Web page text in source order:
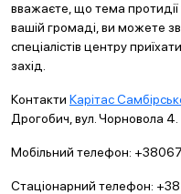
вважаєте, що тема протидії
вашій громаді, ви можете
спеціалістів центру
захід.
Контакти Карітас
Дрогобич, вул. Чорновола 4.
Мобільний телефон:
Стаціонарний телефон: